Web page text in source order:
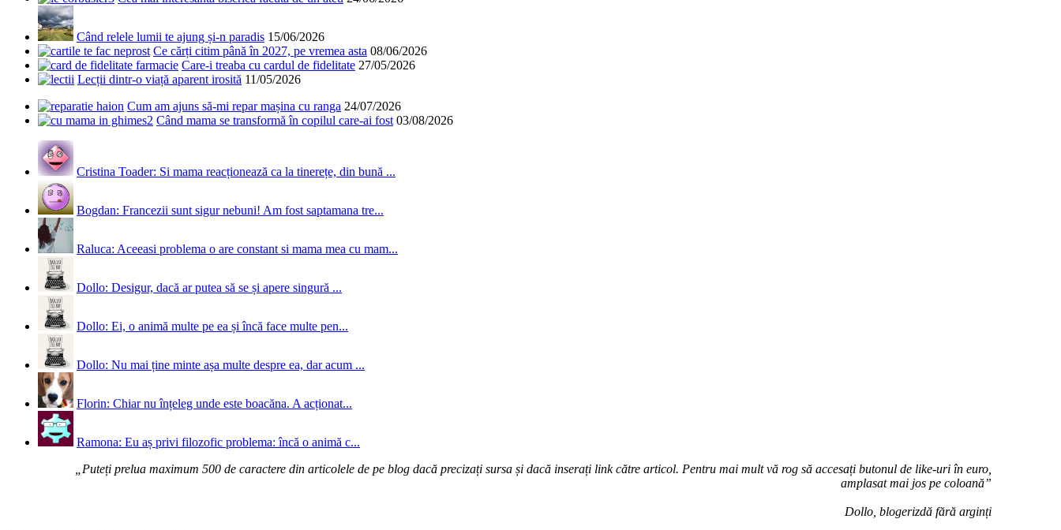
Când relele lumii te ajung și-n paradis 15/06/2026
Ce cărți citim până în 2027, pe vremea asta 08/06/2026
Care-i treaba cu cardul de fidelitate 27/05/2026
Lecții dintr-o viață aparent irosită 11/05/2026
Cum am ajuns să-mi repar mașina cu ranga 24/07/2026
Când mama se transformă în copilul care-ai fost 03/08/2026
Cristina Toader: Si mama reacționează ca la tinerețe, din bună ...
Bogdan: Francezii sunt sigur nebuni! Am fost saptamana tre...
Raluca: Aceeasi problema o are constant si mama mea cu mam...
Dollo: Desigur, dacă ar putea să se și apere singură ...
Dollo: Ei, o animă multe pe ea și încă face multe pen...
Dollo: Nu mai ține minte așa multe despre ea, dar acum ...
Florin: Chiar nu înțeleg unde este boacăna. A acționat...
Ramona: Eu aș privi filozofic problema: încă o animă c...
„Puteți prelua maximum 500 de caractere din articolele de pe blog dacă precizați sursa și dacă inserați link către articol. Pentru mai mult vă rog să accesați butonul de like-uri în euro,
amplasat mai jos pe coloană”
Dollo, blogerizdă fără arginți